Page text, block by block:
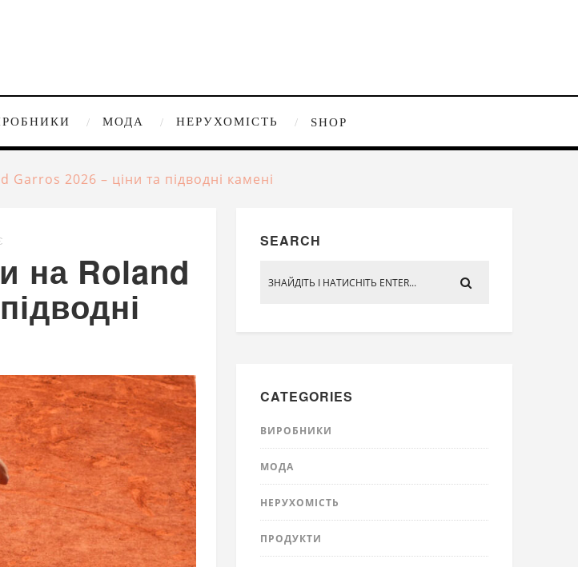
МОДА НЕРУХОМІСТЬ SHOP
Garros 2026 – ціни та підводні камені
на Roland
SEARCH
CATEGORIES
ВИРОБНИКИ
МОДА
НЕРУХОМІСТЬ
ПРОДУКТИ